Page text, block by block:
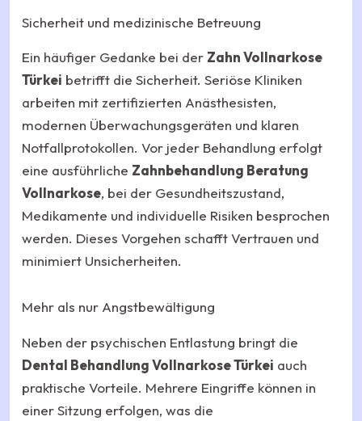
Sicherheit und medizinische Betreuung
Ein häufiger Gedanke bei der Zahn Vollnarkose
Türkei betrifft die Sicherheit. Seriöse Kliniken
arbeiten mit zertifizierten Anästhesisten,
modernen Überwachungsgeräten und klaren
Notfallprotokollen. Vor jeder Behandlung erfolgt
eine ausführliche Zahnbehandlung Beratung
Vollnarkose, bei der Gesundheitszustand,
Medikamente und individuelle Risiken besprochen
werden. Dieses Vorgehen schafft Vertrauen und
minimiert Unsicherheiten.
Mehr als nur Angstbewältigung
Neben der psychischen Entlastung bringt die
Dental Behandlung Vollnarkose Türkei auch
praktische Vorteile. Mehrere Eingriffe können in
einer Sitzung erfolgen, was die